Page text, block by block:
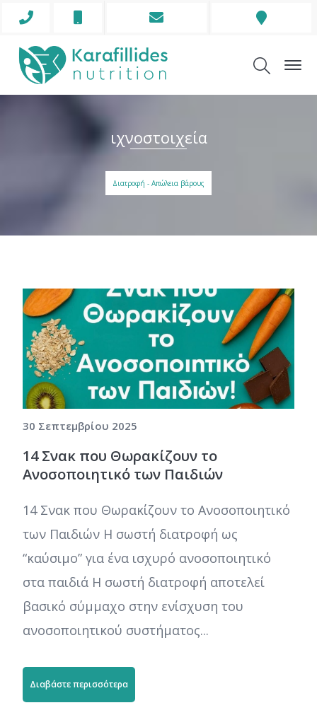
Phone
Envelope
Address
ιχνοστοιχεία
Διατροφή - Απώλεια βάρους
30 Σεπτεμβρίου 2025
14 Σνακ που Θωρακίζουν το
Ανοσοποιητικό των Παιδιών
14 Σνακ που Θωρακίζουν το Ανοσοποιητικό
των Παιδιών Η σωστή διατροφή ως
“καύσιμο” για ένα ισχυρό ανοσοποιητικό
στα παιδιά Η σωστή διατροφή αποτελεί
βασικό σύμμαχο στην ενίσχυση του
ανοσοποιητικού συστήματος...
Διαβάστε περισσότερα